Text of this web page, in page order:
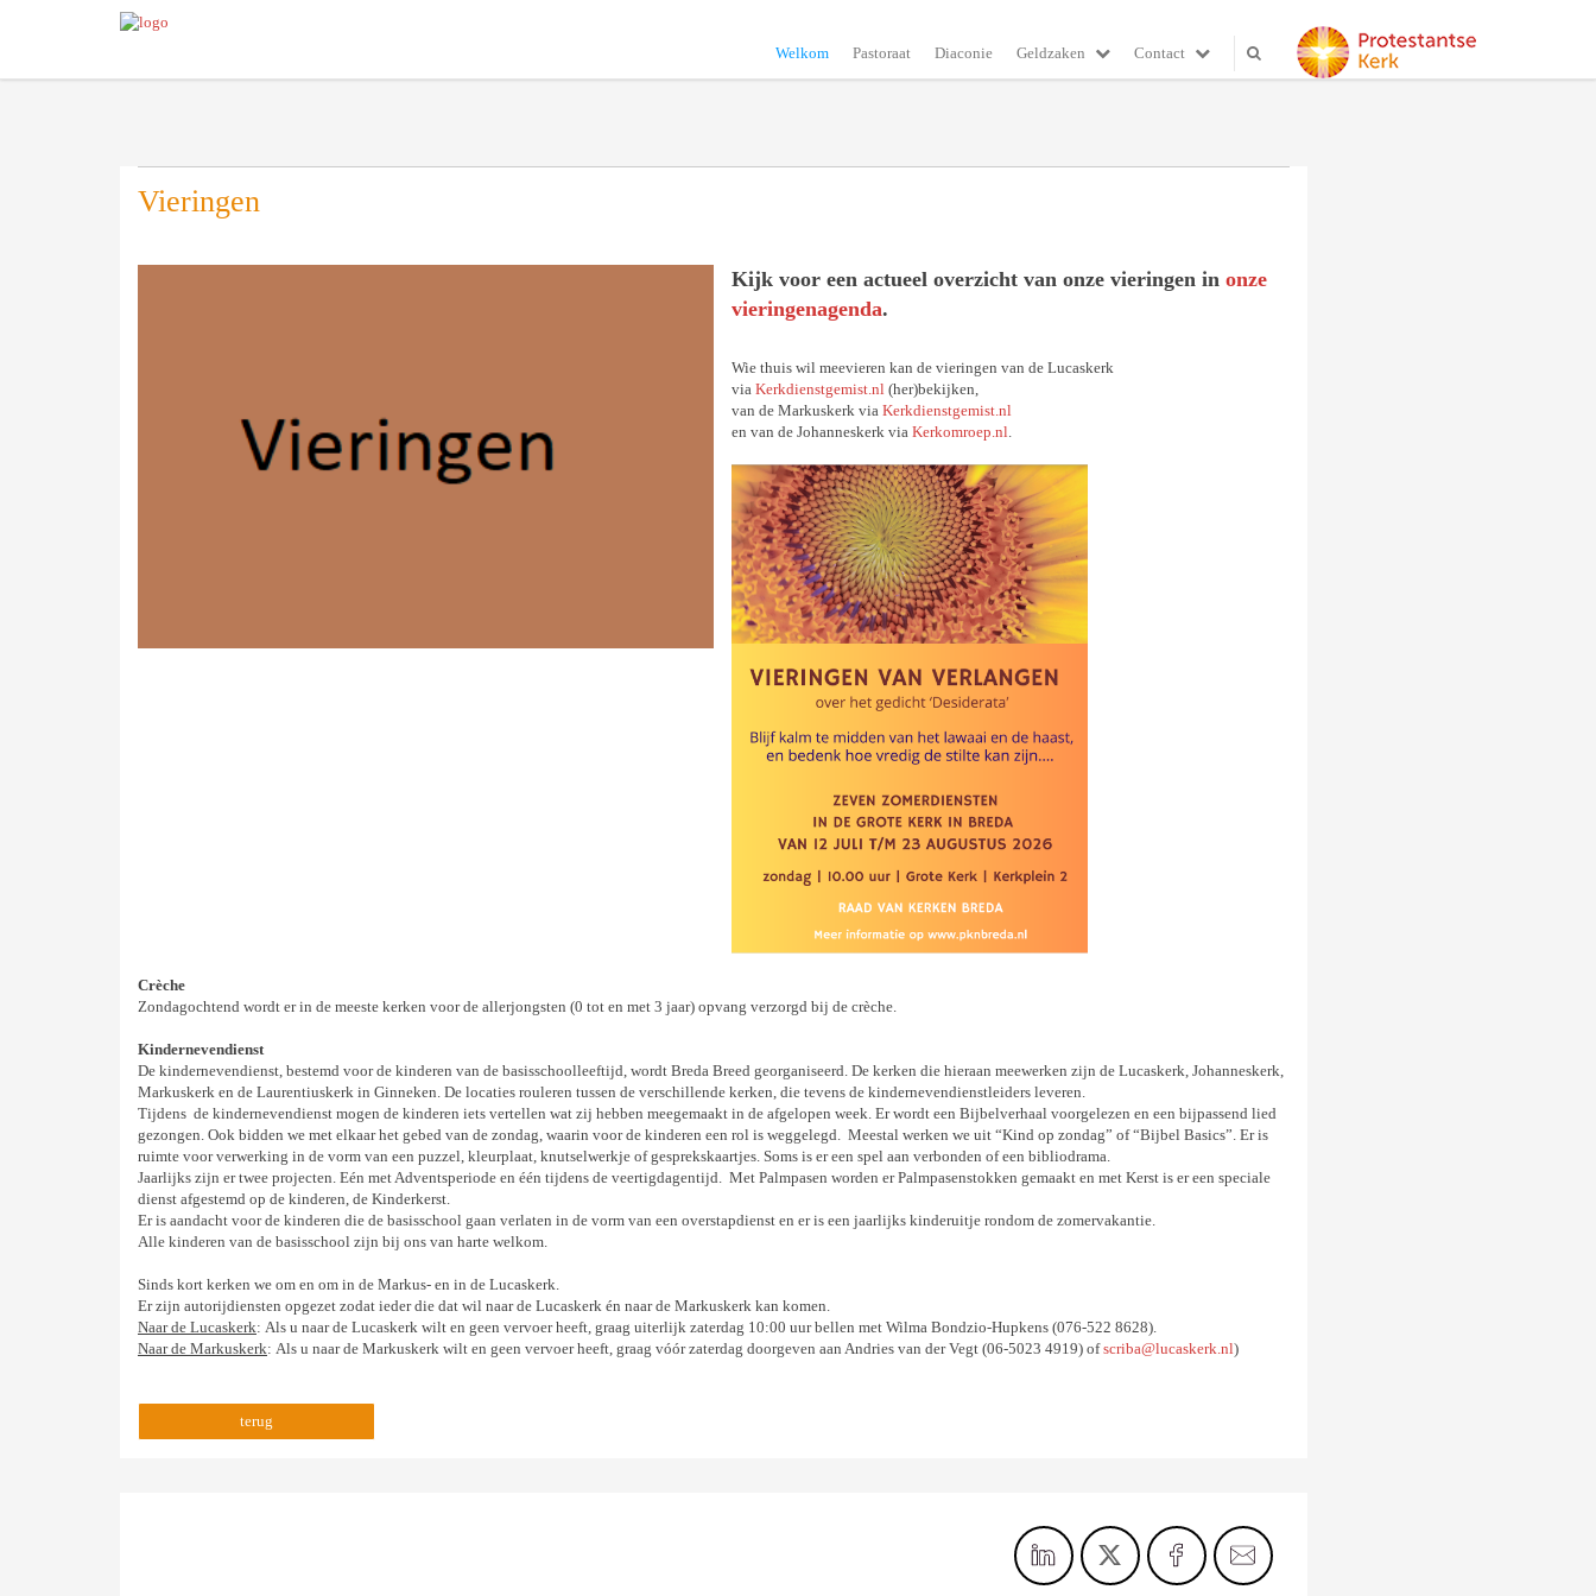
Welkom Pastoraat Diaconie Geldzaken Contact
Vieringen
Kijk voor een actueel overzicht van onze vieringen in onze
vieringenagenda.
Wie thuis wil meevieren kan de vieringen van de Lucaskerk
via Kerkdienstgemist.nl (her)bekijken,
van de Markuskerk via Kerkdienstgemist.nl
en van de Johanneskerk via Kerkomroep.nl.
Crèche
Zondagochtend wordt er in de meeste kerken voor de allerjongsten (0 tot en met 3 jaar) opvang verzorgd bij de crèche.
Kindernevendienst
De kindernevendienst, bestemd voor de kinderen van de basisschoolleeftijd, wordt Breda Breed georganiseerd. De kerken die hieraan meewerken zijn de Lucaskerk, Johanneskerk,
Markuskerk en de Laurentiuskerk in Ginneken. De locaties rouleren tussen de verschillende kerken, die tevens de kindernevendienstleiders leveren.
Tijdens de kindernevendienst mogen de kinderen iets vertellen wat zij hebben meegemaakt in de afgelopen week. Er wordt een Bijbelverhaal voorgelezen en een bijpassend lied
gezongen. Ook bidden we met elkaar het gebed van de zondag, waarin voor de kinderen een rol is weggelegd. Meestal werken we uit “Kind op zondag” of “Bijbel Basics”. Er is
ruimte voor verwerking in de vorm van een puzzel, kleurplaat, knutselwerkje of gesprekskaartjes. Soms is er een spel aan verbonden of een bibliodrama.
Jaarlijks zijn er twee projecten. Eén met Adventsperiode en één tijdens de veertigdagentijd. Met Palmpasen worden er Palmpasenstokken gemaakt en met Kerst is er een speciale
dienst afgestemd op de kinderen, de Kinderkerst.
Er is aandacht voor de kinderen die de basisschool gaan verlaten in de vorm van een overstapdienst en er is een jaarlijks kinderuitje rondom de zomervakantie.
Alle kinderen van de basisschool zijn bij ons van harte welkom.
Sinds kort kerken we om en om in de Markus- en in de Lucaskerk.
Er zijn autorijdiensten opgezet zodat ieder die dat wil naar de Lucaskerk én naar de Markuskerk kan komen.
Naar de Lucaskerk: Als u naar de Lucaskerk wilt en geen vervoer heeft, graag uiterlijk zaterdag 10:00 uur bellen met Wilma Bondzio-Hupkens (076-522 8628).
Naar de Markuskerk: Als u naar de Markuskerk wilt en geen vervoer heeft, graag vóór zaterdag doorgeven aan Andries van der Vegt (06-5023 4919) ofscriba@lucaskerk.nl)
terug